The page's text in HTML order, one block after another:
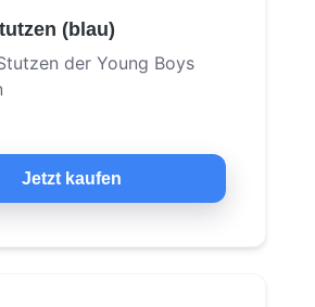
(blau)
der Young Boys
Jetzt kaufen